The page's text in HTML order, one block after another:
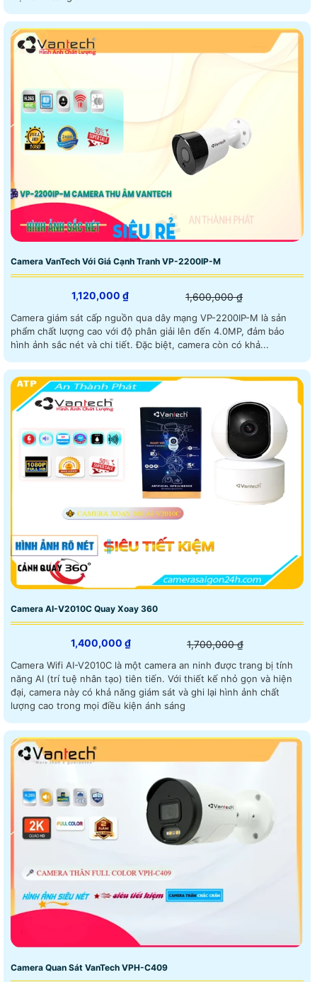
Camera VanTech Với Giá Cạnh Tranh VP-2200IP-M
1,120,000 ₫ 1,600,000 ₫
Camera giám sát cấp nguồn qua dây mạng VP-2200IP-M là sản
phẩm chất lượng cao với độ phân giải lên đến 4.0MP, đảm bảo
hình ảnh sắc nét và chi tiết. Đặc biệt, camera còn có khả...
Camera AI-V2010C Quay Xoay 360
1,400,000 ₫ 1,700,000 ₫
Camera Wifi AI-V2010C là một camera an ninh được trang bị tính
năng AI (trí tuệ nhân tạo) tiên tiến. Với thiết kế nhỏ gọn và hiện
đại, camera này có khả năng giám sát và ghi lại hình ảnh chất
lượng cao trong mọi điều kiện ánh sáng
Camera Quan Sát VanTech VPH-C409